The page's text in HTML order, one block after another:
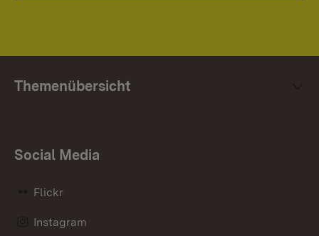
Themenübersicht
Social Media
Flickr
Instagram